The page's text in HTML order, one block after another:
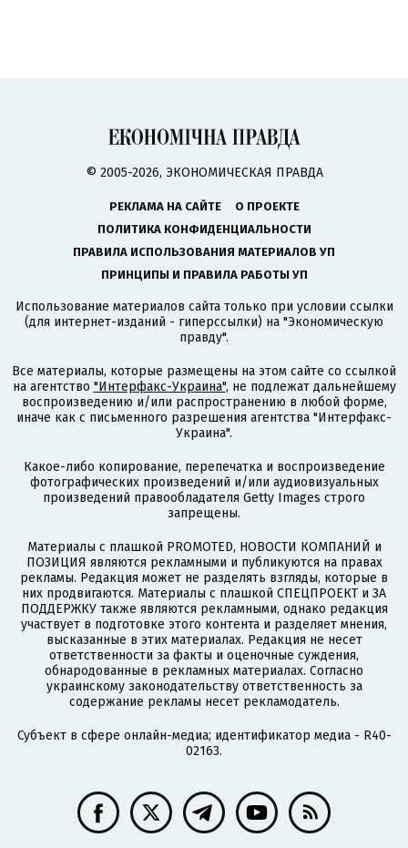
© 2005-2026, ЭКОНОМИЧЕСКАЯ ПРАВДА
РЕКЛАМА НА САЙТЕ
О ПРОЕКТЕ
ПОЛИТИКА КОНФИДЕНЦИАЛЬНОСТИ
ПРАВИЛА ИСПОЛЬЗОВАНИЯ МАТЕРИАЛОВ УП
ПРИНЦИПЫ И ПРАВИЛА РАБОТЫ УП
Использование материалов сайта только при условии ссылки
(для интернет-изданий - гиперссылки) на "Экономическую
правду".
Все материалы, которые размещены на этом сайте со ссылкой
на агентство "Интерфакс-Украина", не подлежат дальнейшему
воспроизведению и/или распространению в любой форме,
иначе как с письменного разрешения агентства "Интерфакс-
Украина".
Какое-либо копирование, перепечатка и воспроизведение
фотографических произведений и/или аудиовизуальных
произведений правообладателя Getty Images строго
запрещены.
Материалы с плашкой PROMOTED, НОВОСТИ КОМПАНИЙ и
ПОЗИЦИЯ являются рекламными и публикуются на правах
рекламы. Редакция может не разделять взгляды, которые в
них продвигаются. Материалы с плашкой СПЕЦПРОЕКТ и ЗА
ПОДДЕРЖКУ также являются рекламными, однако редакция
участвует в подготовке этого контента и разделяет мнения,
высказанные в этих материалах. Редакция не несет
ответственности за факты и оценочные суждения,
обнародованные в рекламных материалах. Согласно
украинскому законодательству ответственность за
содержание рекламы несет рекламодатель.
Субъект в сфере онлайн-медиа; идентификатор медиа - R40-
02163.